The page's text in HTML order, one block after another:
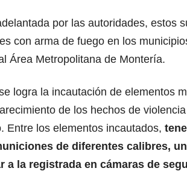
por las autoridades, estos
con arma de fuego en los
Área Metropolitana de Montería.
logra la incautación de elementos
de los hechos de
Entre los elementos incautados,
de diferentes calibres,
a la registrada en cámaras de